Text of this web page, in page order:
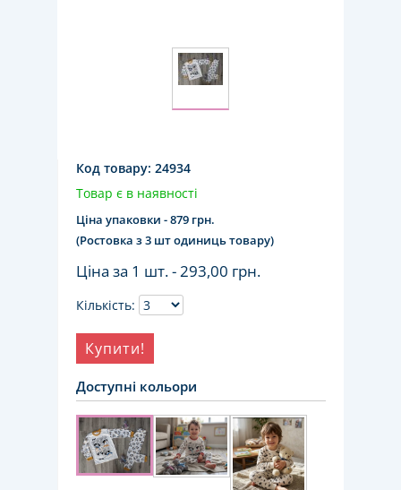
Код товару: 24934
Товар є в наявності
Ціна упаковки - 879 грн.
(Ростовка з 3 шт одиниць товару)
Ціна за 1 шт. -293,00 грн.
Кількість:
Купити!
Доступні кольори